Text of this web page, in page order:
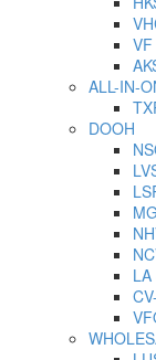
ALL-IN-
DOOH